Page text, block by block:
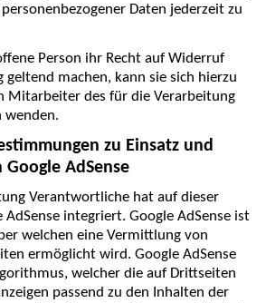
Daten jederzeit zu
Person ihr Recht auf Widerruf
geltend machen, kann sie sich hierzu
Mitarbeiter des für die Verarbeitung
wenden.
zu Einsatz und
AdSense
Verantwortliche hat auf dieser
AdSense integriert. Google AdSense ist
welchen eine Vermittlung von
ermöglicht wird. Google AdSense
welcher die auf Drittseiten
passend zu den Inhalten der